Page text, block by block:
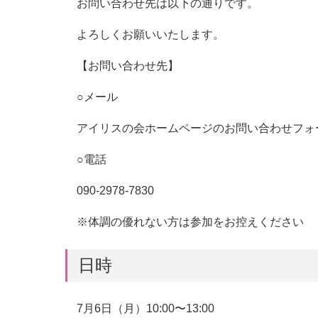
お問い合わせ先は以下の通りです。
よろしくお願いいたします。
【お問い合わせ先】
○メール
アイリスの会ホームページのお問い合わせフ
○電話
090-2978-7830
※体調の優れない方は参加をお控えください
日時
7月6日（月）10:00〜13:00